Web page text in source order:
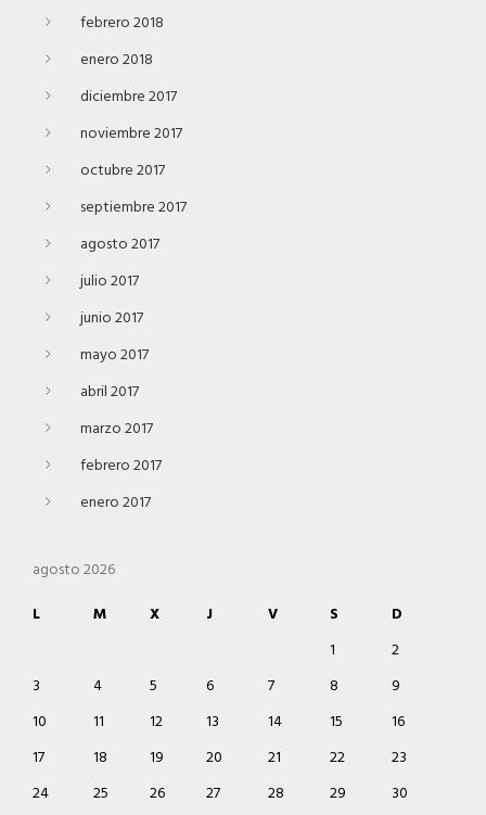
febrero 2018
enero 2018
diciembre 2017
noviembre 2017
octubre 2017
septiembre 2017
agosto 2017
julio 2017
junio 2017
mayo 2017
abril 2017
marzo 2017
febrero 2017
enero 2017
agosto 2026
L
M X J V S
D
1
2
3
4 5 6 7 8
9
10
11 12 13 14 15
16
17
18 19 20 21 22
23
24
25 26 27 28 29
30